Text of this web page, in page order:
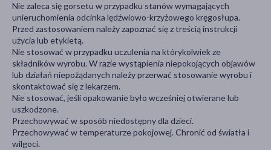
Nie zaleca się gorsetu w przypadku stanów wymagających
unieruchomienia odcinka lędźwiowo-krzyżowego kręgosłupa.
Przed zastosowaniem należy zapoznać się z treścią instrukcji
użycia lub etykietą.
Nie stosować w przypadku uczulenia na którykolwiek ze
składników wyrobu. W razie wystąpienia niepokojących objawów
lub działań niepożądanych należy przerwać stosowanie wyrobu i
skontaktować się z lekarzem.
Nie stosować, jeśli opakowanie było wcześniej otwierane lub
uszkodzone.
Przechowywać w sposób niedostępny dla dzieci.
Przechowywać w temperaturze pokojowej. Chronić od światła i
wilgoci.